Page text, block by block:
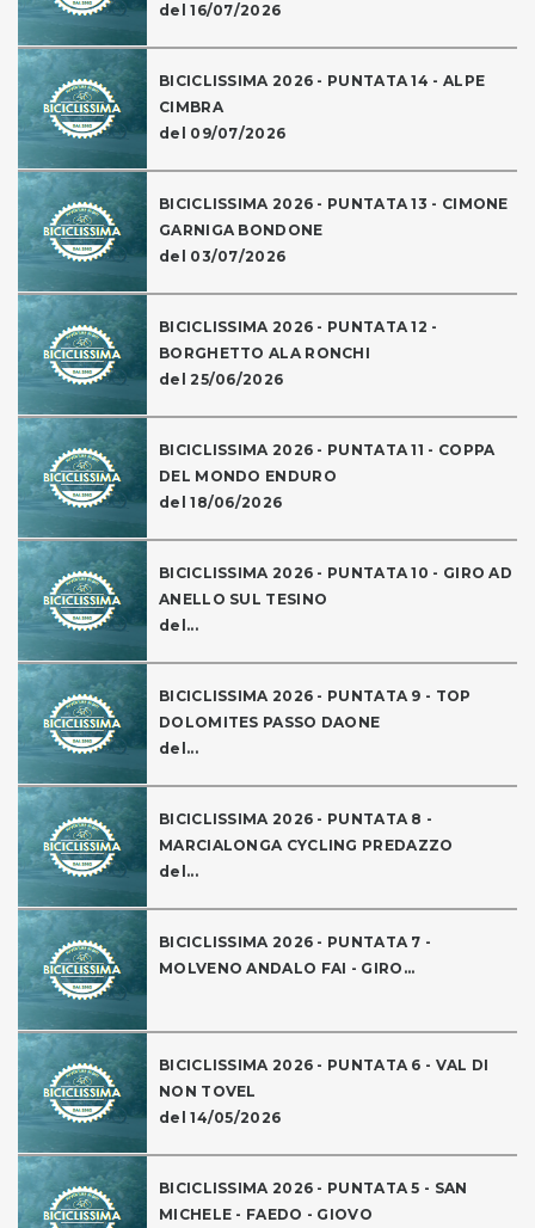
del 16/07/2026
BICICLISSIMA 2026 - PUNTATA 14 - ALPE
CIMBRA
del 09/07/2026
BICICLISSIMA 2026 - PUNTATA 13 - CIMONE
GARNIGA BONDONE
del 03/07/2026
BICICLISSIMA 2026 - PUNTATA 12 -
BORGHETTO ALA RONCHI
del 25/06/2026
BICICLISSIMA 2026 - PUNTATA 11 - COPPA
DEL MONDO ENDURO
del 18/06/2026
BICICLISSIMA 2026 - PUNTATA 10 - GIRO AD
ANELLO SUL TESINO
del...
BICICLISSIMA 2026 - PUNTATA 9 - TOP
DOLOMITES PASSO DAONE
del...
BICICLISSIMA 2026 - PUNTATA 8 -
MARCIALONGA CYCLING PREDAZZO
del...
BICICLISSIMA 2026 - PUNTATA 7 -
MOLVENO ANDALO FAI - GIRO...
BICICLISSIMA 2026 - PUNTATA 6 - VAL DI
NON TOVEL
del 14/05/2026
BICICLISSIMA 2026 - PUNTATA 5 - SAN
MICHELE - FAEDO - GIOVO